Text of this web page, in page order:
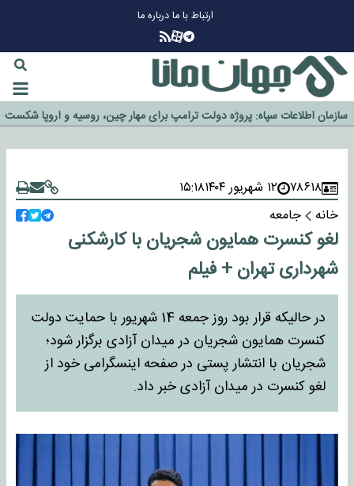
ارتباط با مادرباره ما
گزینه جدایی اوسمار روی میز مدیران پرسپولیس
آیا رئیس جمهور آمریکا قانون را دور می‌زند؟
اخراج رسمی چهره نامدار از پرسپولیس
سازمان اطلاعات سپاه: پروژه دولت ترامپ برای مهار چین، روسیه و اروپا شکست
خورد
۷۸۶۱۸ ۱۲ شهریور ۱۴۰۴
۱۵:۱۸
خانه
جامعه
لغو کنسرت همایون شجریان با کارشکنی
شهرداری تهران + فیلم
در حالیکه قرار بود روز جمعه 14 شهریور با حمایت دولت
کنسرت همایون شجریان در میدان آزادی برگزار شود؛
شجریان با انتشار پستی در صفحه اینسگرامی خود از
لغو کنسرت در میدان آزادی خبر داد.